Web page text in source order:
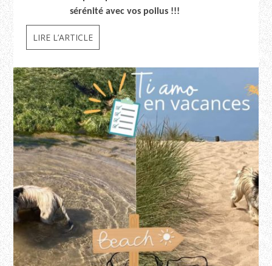
sérénité avec vos poilus !!!
LIRE L’ARTICLE